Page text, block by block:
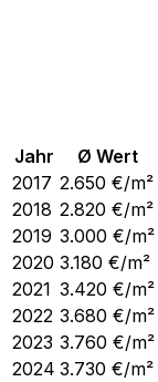
Jahr Ø Wert
2017 2.650 €/m²
2018 2.820 €/m²
2019 3.000 €/m²
2020 3.180 €/m²
2021 3.420 €/m²
2022 3.680 €/m²
2023 3.760 €/m²
2024 3.730 €/m²